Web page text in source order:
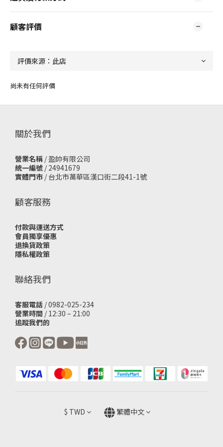
顧客評價
尚未有任何評價
關於我們
營業名稱 / 盈帥有限公司
統一編號 / 24941679
實體門市 / 台北市萬華區漢口街二段41-1號
顧客服務
付款與運送方式
會員獨享優惠
退換貨政策
隱私權政策
聯絡我們
客服電話 / 0982-025-234
營業時間 / 12:30 – 21:00
追蹤我們的
$ TWD 繁體中文